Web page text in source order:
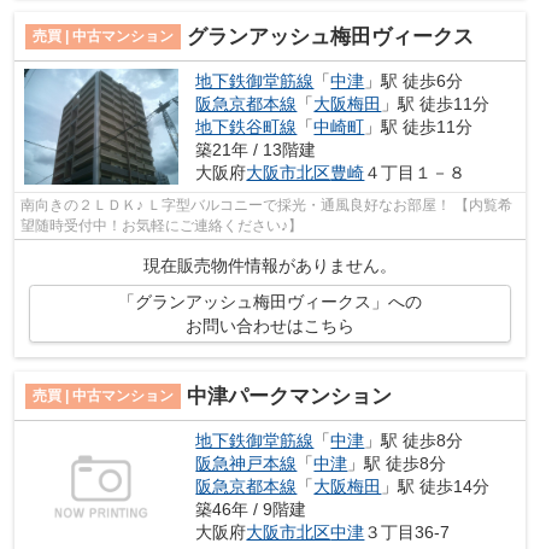
売買 | 中古マンション グランアッシュ梅田ヴィークス
地下鉄御堂筋線 「中津 」駅 徒歩6分
阪急京都本線 「大阪梅田 」駅 徒歩11分
地下鉄谷町線 「中崎町 」駅 徒歩11分
築21年 / 13階建
大阪府大阪市北区豊崎４丁目１－８
南向きの２ＬＤＫ♪ Ｌ字型バルコニーで採光・通風良好なお部屋！ 【内覧希
望随時受付中！お気軽にご連絡ください♪】
現在販売物件情報がありません。
「グランアッシュ梅田ヴィークス」への
お問い合わせはこちら
売買 | 中古マンション 中津パークマンション
地下鉄御堂筋線 「中津 」駅 徒歩8分
阪急神戸本線 「中津 」駅 徒歩8分
阪急京都本線 「大阪梅田 」駅 徒歩14分
築46年 / 9階建
大阪府大阪市北区中津３丁目36-7